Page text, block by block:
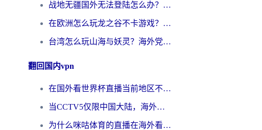
战地无疆国外无法登陆怎么办？海外玩家国服畅玩终极指南（附欧服魔兽EVE加速方案）
在欧洲怎么玩龙之谷不卡游戏？2026海外党国服游戏加速全攻略
台湾怎么玩山海与妖灵？海外党国服游戏加速全攻略，告别延迟卡顿
翻回国内vpn
在国外看世界杯直播当前地区不可播放？海外党必看的回国加速全攻略
当CCTV5仅限中国大陆，海外球迷的世界杯狂欢如何继续？
为什么咪咕体育的直播在海外看不了？3步解决海外看世界杯+抖音地区限制难题